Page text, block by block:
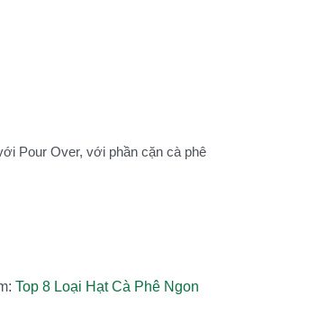
Pour Over, với phần cặn cà phê
Top 8 Loại Hạt Cà Phê Ngon